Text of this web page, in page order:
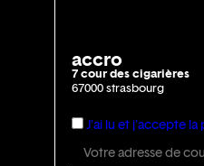
accro
7 cour des cigarières
67000 strasbourg
J'ai lu et j'accepte